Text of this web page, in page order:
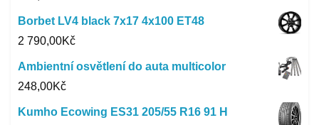
Borbet LV4 black 7x17 4x100 ET48
2 790,00Kč
Ambientní osvětlení do auta multicolor
248,00Kč
Kumho Ecowing ES31 205/55 R16 91 H